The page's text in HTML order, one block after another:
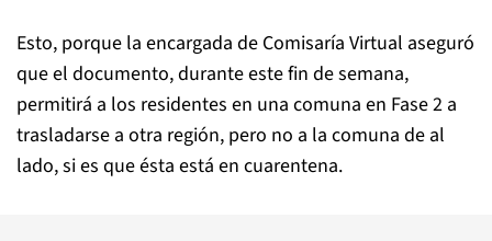
Esto, porque la encargada de Comisaría Virtual aseguró
que el documento, durante este fin de semana,
permitirá a los residentes en una comuna en Fase 2 a
trasladarse a otra región, pero no a la comuna de al
lado, si es que ésta está en cuarentena.